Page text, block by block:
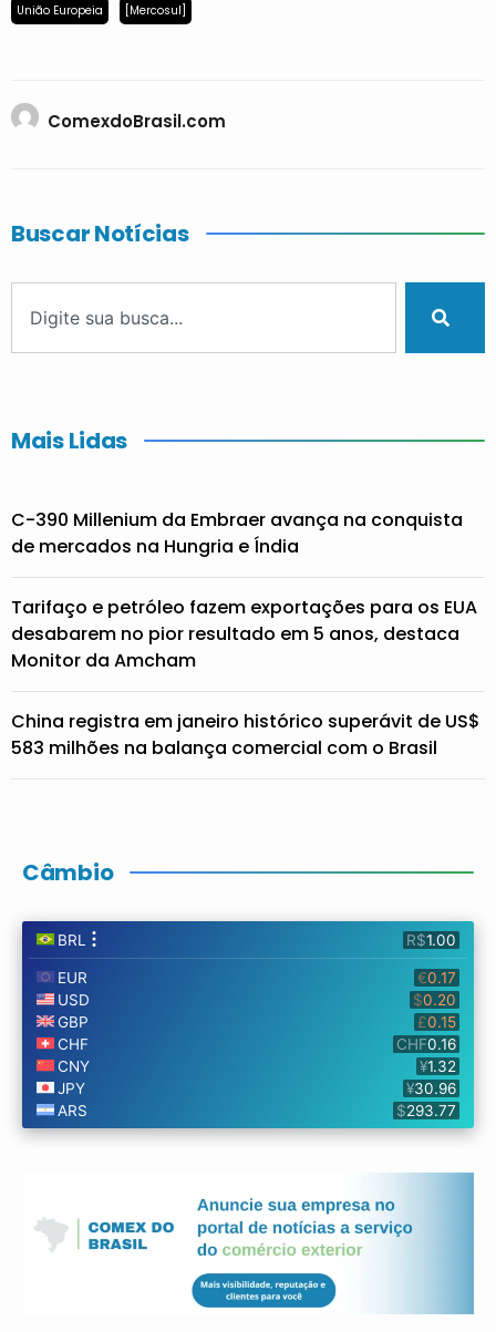
União Europeia [Mercosul]
ComexdoBrasil.com
Buscar Notícias
Mais Lidas
C-390 Millenium da Embraer avança na conquista
de mercados na Hungria e Índia
Tarifaço e petróleo fazem exportações para os EUA
desabarem no pior resultado em 5 anos, destaca
Monitor da Amcham
China registra em janeiro histórico superávit de US$
583 milhões na balança comercial com o Brasil
Câmbio